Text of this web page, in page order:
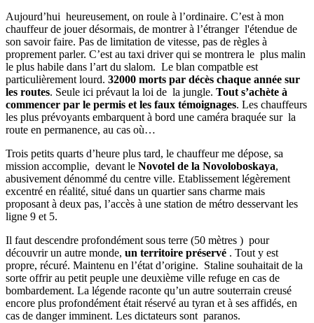
Aujourd’hui heureusement, on roule à l’ordinaire. C’est à mon
chauffeur de jouer désormais, de montrer à l’étranger l'étendue de
son savoir faire. Pas de limitation de vitesse, pas de règles à
proprement parler. C’est au taxi driver qui se montrera le plus malin
le plus habile dans l’art du slalom. Le blan compatble est
particulièrement lourd. 32000 morts par décès chaque année sur
les routes. Seule ici prévaut la loi de la jungle. Tout s’achète à
commencer par le permis et les faux témoignages. Les chauffeurs
les plus prévoyants embarquent à bord une caméra braquée sur la
route en permanence, au cas où…
Trois petits quarts d’heure plus tard, le chauffeur me dépose, sa
mission accomplie, devant le Novotel de la Novoloboskaya,
abusivement dénommé du centre ville. Etablissement légèrement
excentré en réalité, situé dans un quartier sans charme mais
proposant à deux pas, l’accès à une station de métro desservant les
ligne 9 et 5.
Il faut descendre profondément sous terre (50 mètres ) pour
découvrir un autre monde, un territoire préservé . Tout y est
propre, récuré. Maintenu en l’état d’origine. Staline souhaitait de la
sorte offrir au petit peuple une deuxième ville refuge en cas de
bombardement. La légende raconte qu’un autre souterrain creusé
encore plus profondément était réservé au tyran et à ses affidés, en
cas de danger imminent. Les dictateurs sont paranos.